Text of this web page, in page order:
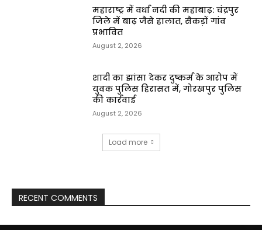
महाराष्ट्र में वर्धा नदी की महाबाढ़: चंद्रपुर
जिले में बाढ़ जैसे हालात, सैकड़ों गांव
प्रभावित
August 2, 2026
शादी का झांसा देकर दुष्कर्म के आरोप में
युवक पुलिस हिरासत में, गोरखपुर पुलिस
की कार्रवाई
August 2, 2026
Load more
RECENT COMMENTS